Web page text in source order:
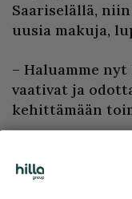
Saariselällä,
uusia makuja,
– Haluamme
vaativat ja
kehittämään
vienyt jo hänet